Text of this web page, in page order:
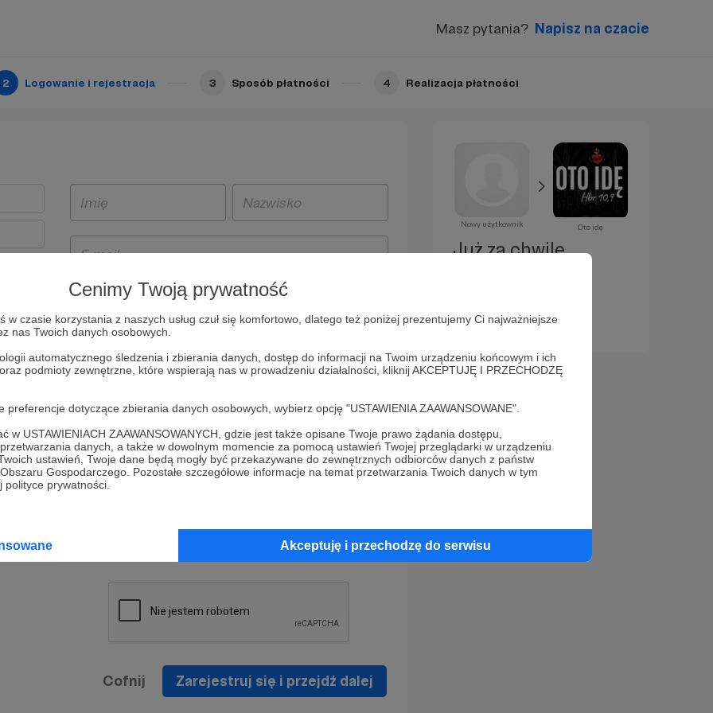
Cenimy Twoją prywatność
w czasie korzystania z naszych usług czuł się komfortowo, dlatego też poniżej prezentujemy Ci najważniejsze
nas Twoich danych osobowych.
automatycznego śledzenia i zbierania danych, dostęp do informacji na Twoim urządzeniu końcowym i ich
podmioty zewnętrzne, które wspierają nas w prowadzeniu działalności, kliknij AKCEPTUJĘ I PRZECHODZĘ
dotyczące zbierania danych osobowych, wybierz opcję "USTAWIENIA ZAAWANSOWANE".
w USTAWIENIACH ZAAWANSOWANYCH, gdzie jest także opisane Twoje prawo żądania dostępu,
danych, a także w dowolnym momencie za pomocą ustawień Twojej przeglądarki w urządzeniu
ustawień, Twoje dane będą mogły być przekazywane do zewnętrznych odbiorców danych z państw
Gospodarczego. Pozostałe szczegółowe informacje na temat przetwarzania Twoich danych w tym
prywatności.
Akceptuję i przechodzę do serwisu
Masz pytania? Napisz na czacie
2 Logowanie i rejestracja 3 Sposób płatności 4 Realizacja płatności
i
będą
z
prawo
na
Politykę Prywatności
* Wyrażam zgodę na przetwarzanie moich danych
osobowych podanych w formularzu rejestracyjnym w celu
prawidłowego świadczenia usług serwisu Patronite.
informacji handlowych - newslettera. Opcja ta może zostać
Cofnij Zarejestruj się i przejdź dalej
Nowy użytkownik Oto idę
Już za chwilę